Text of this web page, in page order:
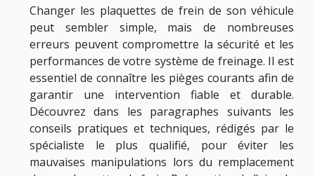
Changer les plaquettes de frein de son véhicule
peut sembler simple, mais de nombreuses
erreurs peuvent compromettre la sécurité et les
performances de votre système de freinage. Il est
essentiel de connaître les pièges courants afin de
garantir une intervention fiable et durable.
Découvrez dans les paragraphes suivants les
conseils pratiques et techniques, rédigés par le
spécialiste le plus qualifié, pour éviter les
mauvaises manipulations lors du remplacement